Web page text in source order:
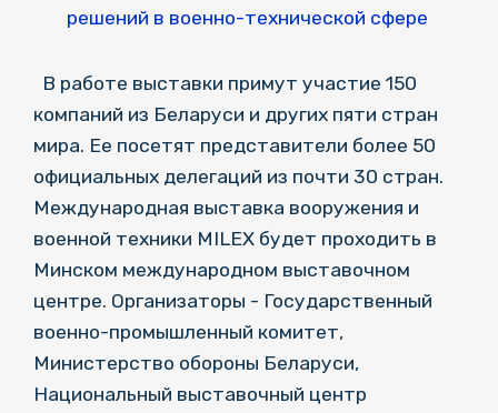
решений в военно-технической сфере
В работе выставки примут участие 150
компаний из Беларуси и других пяти стран
мира. Ее посетят представители более 50
официальных делегаций из почти 30 стран.
Международная выставка вооружения и
военной техники MILEX будет проходить в
Минском международном выставочном
центре. Организаторы - Государственный
военно-промышленный комитет,
Министерство обороны Беларуси,
Национальный выставочный центр